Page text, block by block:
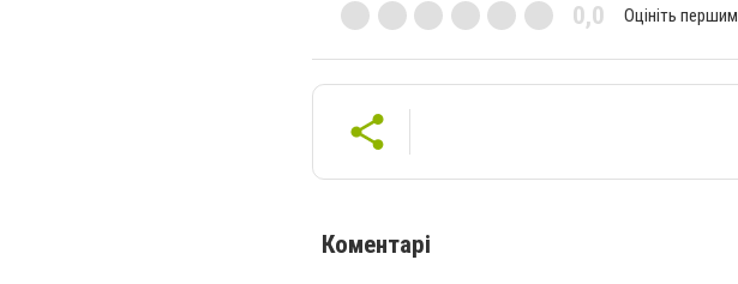
0,0 Оцініть першим
Коментарі